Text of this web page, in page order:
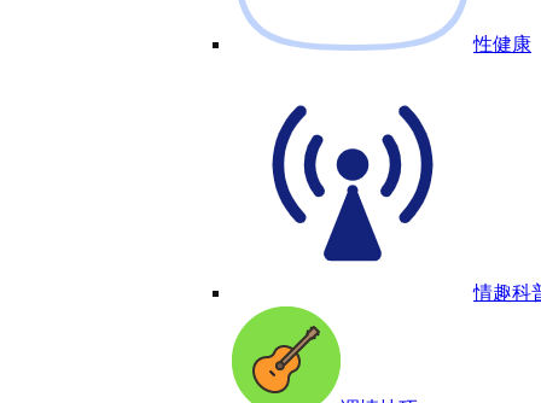
性健康
情趣科